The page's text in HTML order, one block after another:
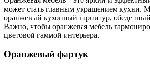
может стать главным украшением кухни.
оранжевый кухонный гарнитур, обеденный
Важно, чтобы оранжевая мебель
цветовой гаммой интерьера.
Оранжевый фартук